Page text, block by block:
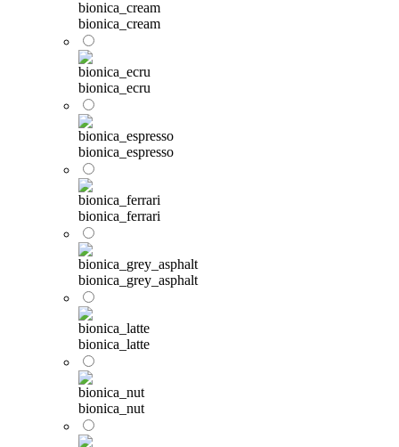
bionica_cream
bionica_ecru
bionica_espresso
bionica_ferrari
bionica_grey_asphalt
bionica_latte
bionica_nut